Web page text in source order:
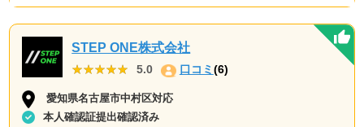
STEP ONE株式会社
★★★★★
★★★★★ 5.0 口コミ(6)
愛知県名古屋市中村区対応
本人確認証提出確認済み